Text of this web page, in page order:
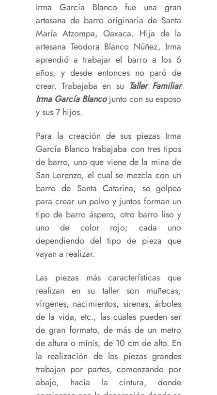
Irma García Blanco fue una gran
artesana de barro originaria de Santa
María Atzompa, Oaxaca. Hija de la
artesana Teodora Blanco Núñez, Irma
aprendió a trabajar el barro a los 6
años, y desde entonces no paró de
crear. Trabajaba en su Taller Familiar
Irma García Blancojunto con su esposo
y sus 7 hijos.
Para la creación de sus piezas Irma
García Blanco trabajaba con tres tipos
de barro, uno que viene de la mina de
San Lorenzo, el cual se mezcla con un
barro de Santa Catarina, se golpea
para crear un polvo y juntos forman un
tipo de barro áspero, otro barro liso y
uno de color rojo; cada uno
dependiendo del tipo de pieza que
vayan a realizar.
Las piezas más características que
realizan en su taller son muñecas,
vírgenes, nacimientos, sirenas, árboles
de la vida, etc., las cuales pueden ser
de gran formato, de más de un metro
de altura o minis, de 10 cm de alto. En
la realización de las piezas grandes
trabajan por partes, comenzando por
abajo, hacia la cintura, donde